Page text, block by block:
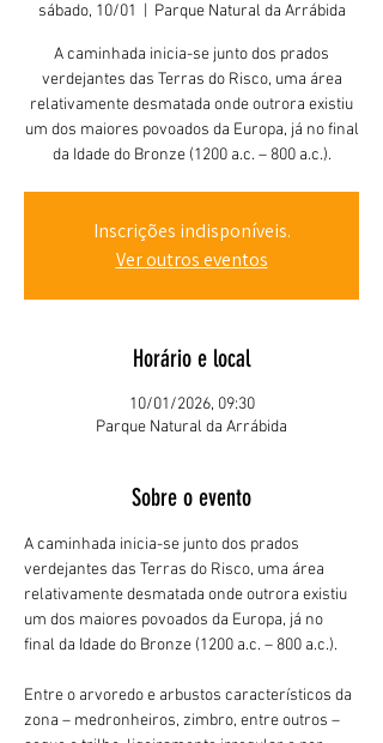
sábado, 10/01 Parque Natural da Arrábida
A caminhada inicia-se junto dos prados
verdejantes das Terras do Risco, uma área
relativamente desmatada onde outrora existiu
um dos maiores povoados da Europa, já no final
da Idade do Bronze (1200 a.c. – 800 a.c.).
Inscrições indisponíveis.
Ver outros eventos
Horário e local
10/01/2026, 09:30
Parque Natural da Arrábida
Sobre o evento
A caminhada inicia-se junto dos prados
verdejantes das Terras do Risco, uma área
relativamente desmatada onde outrora existiu
um dos maiores povoados da Europa, já no
final da Idade do Bronze (1200 a.c. – 800 a.c.).
Entre o arvoredo e arbustos característicos da
zona – medronheiros, zimbro, entre outros –